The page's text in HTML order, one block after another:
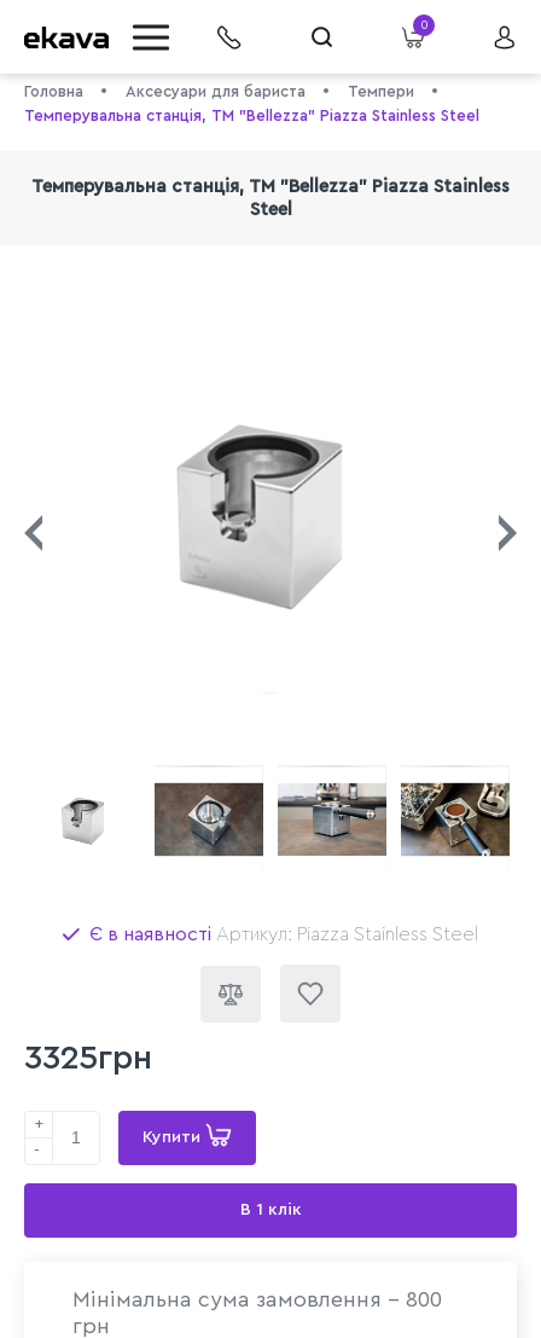
0
Головна Аксесуари для бариста
Темпери
Темперувальна станція, ТМ "Bellezza" Piazza Stainless Steel
Темперувальна станція, ТМ "Bellezza" Piazza Stainless
Steel
Є в наявності Артикул: Piazza Stainless Steel
3325грн
+
-
Купити
В 1 клік
Мінімальна сума замовлення - 800
грн